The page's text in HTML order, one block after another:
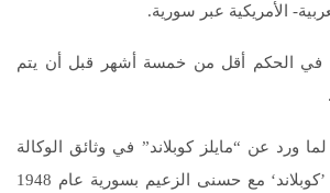
الأمريكية عبر سورية.
في الحكم أقل من خمسة أشهر قبل أن يتم
ورد عن “مايلز كوبلاند” في وثائق الوكالة
ملاحظة أن ما قام به ’كوبلاند‘ مع حسنى الزعيم بسورية عام 1948